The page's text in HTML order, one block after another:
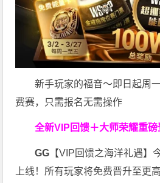
新手玩家的福音～即日起周
费赛，只需报名无需操作
全新VIP回馈＋大师荣耀重磅
GG 【VIP回馈之海洋礼遇】
上线！所有玩家将免费晋升至更